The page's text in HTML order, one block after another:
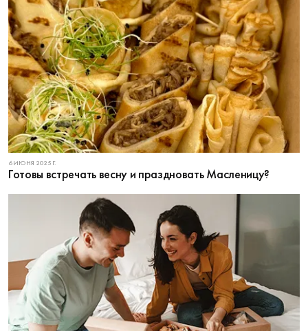
6 ИЮНЯ 2025 Г.
Готовы встречать весну и праздновать Масленицу?